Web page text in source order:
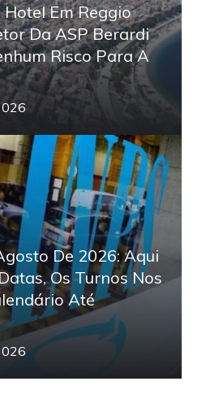
Em Reggio
Da ASP Berardi
Risco Para A
De 2026: Aqui
Os Turnos Nos
Até